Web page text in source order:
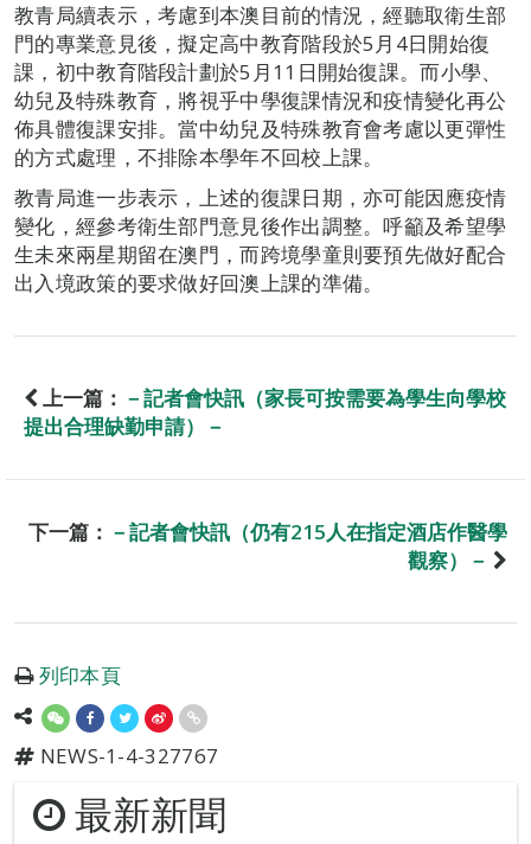
教青局續表示，考慮到本澳目前的情況，經聽取衛生部
門的專業意見後，擬定高中教育階段於5月4日開始復
課，初中教育階段計劃於5月11日開始復課。而小學、
幼兒及特殊教育，將視乎中學復課情況和疫情變化再公
佈具體復課安排。當中幼兒及特殊教育會考慮以更彈性
的方式處理，不排除本學年不回校上課。
教青局進一步表示，上述的復課日期，亦可能因應疫情
變化，經參考衛生部門意見後作出調整。呼籲及希望學
生未來兩星期留在澳門，而跨境學童則要預先做好配合
出入境政策的要求做好回澳上課的準備。
上一篇： －記者會快訊（家長可按需要為學生向學校
提出合理缺勤申請）－
下一篇： －記者會快訊（仍有215人在指定酒店作醫學
觀察）－
列印本頁
NEWS-1-4-327767
最新新聞